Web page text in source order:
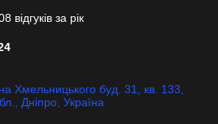
відгуків за рік
Хмельницького буд. 31, кв. 133,
Дніпро, Україна